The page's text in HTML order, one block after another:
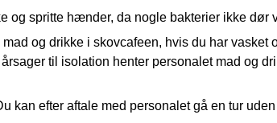
og spritte hænder, da nogle bakterier ikke dør
og drikke i skovcafeen, hvis du har vasket
til isolation henter personalet mad og
kan efter aftale med personalet gå en tur